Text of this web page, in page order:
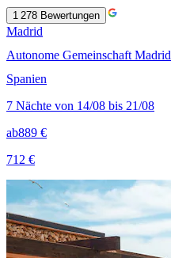
1 278 Bewertungen
Madrid
Autonome Gemeinschaft Madrid
Spanien
7 Nächte von 14/08 bis 21/08
ab889 €
712 €